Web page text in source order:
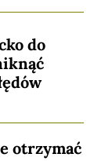
do
otrzymać